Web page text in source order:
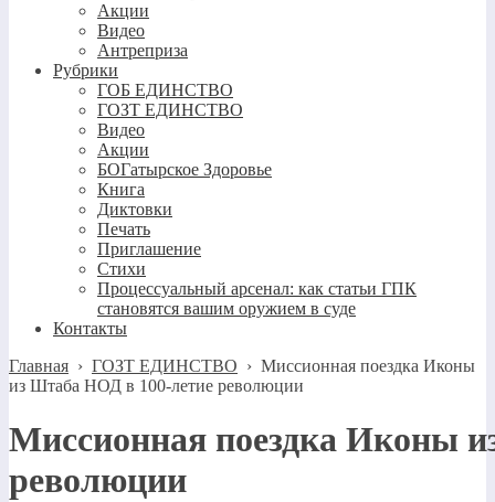
Акции
Видео
Антреприза
Рубрики
ГОБ ЕДИНСТВО
ГОЗТ ЕДИНСТВО
Видео
Акции
БОГатырское Здоровье
Книга
Диктовки
Печать
Приглашение
Стихи
Процессуальный арсенал: как статьи ГПК
становятся вашим оружием в суде
Контакты
Главная › ГОЗТ ЕДИНСТВО › Миссионная поездка Иконы
из Штаба НОД в 100-летие революции
Миссионная поездка Иконы
революции